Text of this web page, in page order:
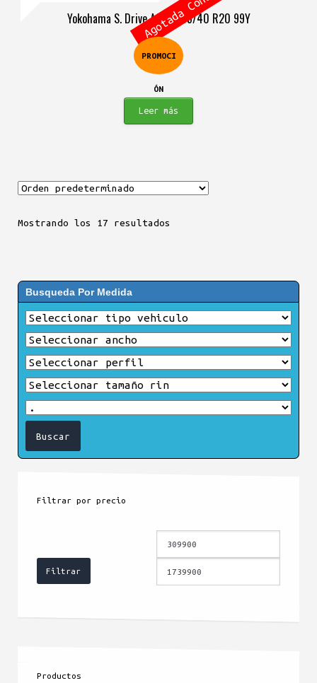
Yokohama S. Drive AS01 245/40 R20 99Y
PROMOCI
ÓN
original
$812.900.
actual
es:
$653.900.
Leer más
Mostrando los 17 resultados
Busqueda Por Medida
Filtrar por precio
Precio
Filtrar
Productos